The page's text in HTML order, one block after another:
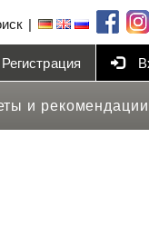
и рекомендации
Регистрация